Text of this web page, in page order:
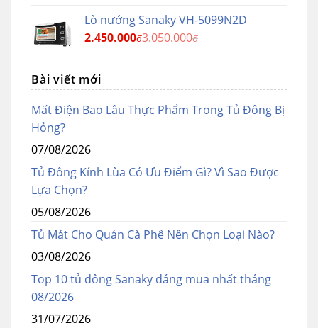
Lò nướng Sanaky VH-5099N2D
2.450.000₫3.050.000₫
Bài viết mới
Mất Điện Bao Lâu Thực Phẩm Trong Tủ Đông Bị
Hỏng?
07/08/2026
Tủ Đông Kính Lùa Có Ưu Điểm Gì? Vì Sao Được
Lựa Chọn?
05/08/2026
Tủ Mát Cho Quán Cà Phê Nên Chọn Loại Nào?
03/08/2026
Top 10 tủ đông Sanaky đáng mua nhất tháng
08/2026
31/07/2026